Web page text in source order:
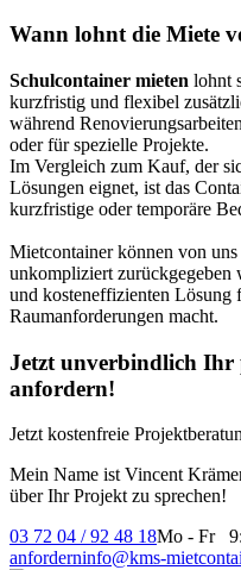
Wann lohnt die Miete
Schulcontainer mieten lohnt
kurzfristig und flexibel
während
oder für spezielle Projekte.
Im Vergleich zum Kauf, der
Lösungen eignet, ist das
kurzfristige oder temporäre
Mietcontainer können von
unkompliziert zurückgegeben
und kosteneffizienten Lösung
Raumanforderungen macht.
Jetzt unverbindlich Ihr
anfordern!
Jetzt kostenfreie
Mein Name ist Vincent
über Ihr Projekt zu sprechen!
03 72 04 / 92 48 18Mo - Fr
anforderninfo@kms-